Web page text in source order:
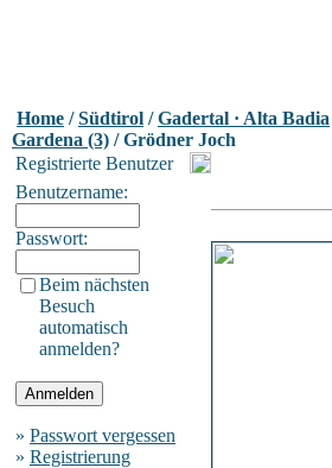
Home /Südtirol /Gadertal · Alta Badia
Gardena (3) / Grödner Joch
Registrierte Benutzer
Benutzername:
Passwort:
Beim nächsten
Besuch
automatisch
anmelden?
» Passwort vergessen
» Registrierung